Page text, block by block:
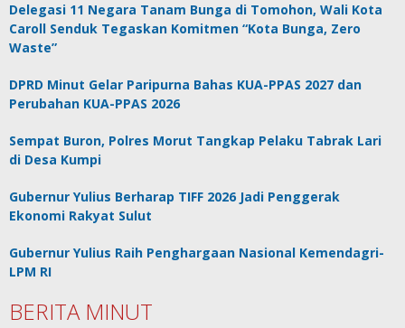
Delegasi 11 Negara Tanam Bunga di Tomohon, Wali Kota
Caroll Senduk Tegaskan Komitmen “Kota Bunga, Zero
Waste”
DPRD Minut Gelar Paripurna Bahas KUA-PPAS 2027 dan
Perubahan KUA-PPAS 2026
Sempat Buron, Polres Morut Tangkap Pelaku Tabrak Lari
di Desa Kumpi
Gubernur Yulius Berharap TIFF 2026 Jadi Penggerak
Ekonomi Rakyat Sulut
Gubernur Yulius Raih Penghargaan Nasional Kemendagri-
LPM RI
BERITA MINUT